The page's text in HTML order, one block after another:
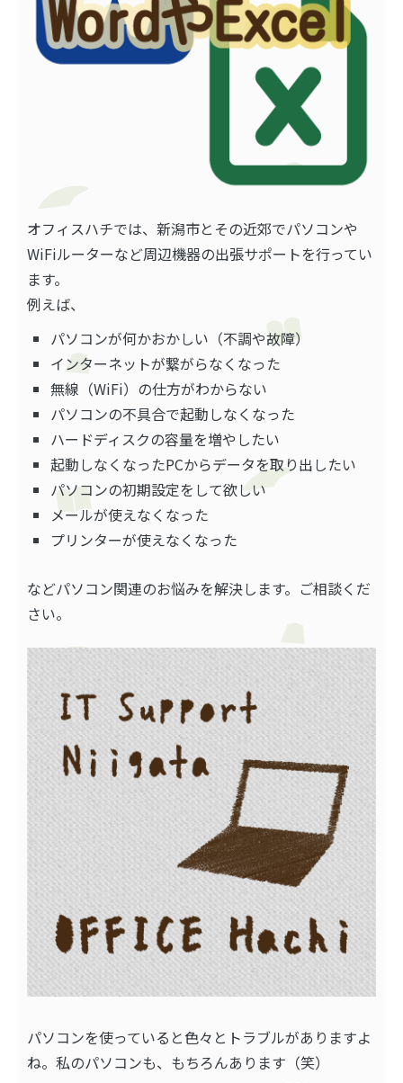
オフィスハチでは、新潟市とその近郊でパソコンや
WiFiルーターなど周辺機器の出張サポートを行ってい
ます。
例えば、
パソコンが何かおかしい（不調や故障）
インターネットが繋がらなくなった
無線（WiFi）の仕方がわからない
パソコンの不具合で起動しなくなった
ハードディスクの容量を増やしたい
起動しなくなったPCからデータを取り出したい
パソコンの初期設定をして欲しい
メールが使えなくなった
プリンターが使えなくなった
などパソコン関連のお悩みを解決します。ご相談くだ
さい。
パソコンを使っていると色々とトラブルがありますよ
ね。私のパソコンも、もちろんあります（笑）